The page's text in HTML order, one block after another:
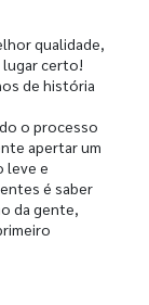
qualidade,
lugar certo!
de história
o processo
apertar um
leve e
é saber
da gente,